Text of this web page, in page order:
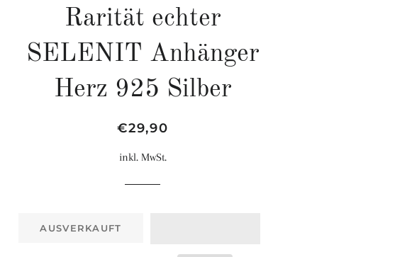
Rarität echter
SELENIT Anhänger
Herz 925 Silber
Normaler
Sonderpreis
€29,90
inkl. MwSt.
AUSVERKAUFT